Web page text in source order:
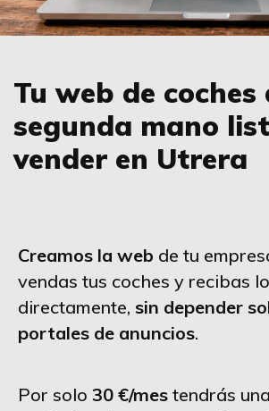
Tu web de coches
segunda mano
vender en Utrera
Creamos la web de tu
vendas tus coches y recibas
directamente, sin depender
portales de anuncios.
Por solo 30 €/mes tendrás